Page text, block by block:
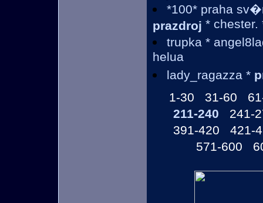
*100* praha
prazdroj * chester.
trupka *
helua
lady_ragazza *
1-30
31-60
211-240
241-
391-420
421-
571-600